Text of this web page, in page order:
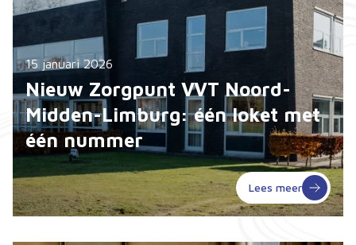
15 januari 2026
Nieuw Zorgpunt VVT Noord-
Midden-Limburg: één loket met
één nummer
Lees meer